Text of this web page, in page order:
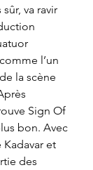
va ravir
l’un
la scène
Sign Of
bon. Avec
et
des